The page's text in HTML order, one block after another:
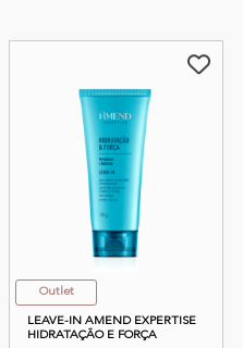
Outlet
LEAVE-IN AMEND EXPERTISE
HIDRATAÇÃO E FORÇA